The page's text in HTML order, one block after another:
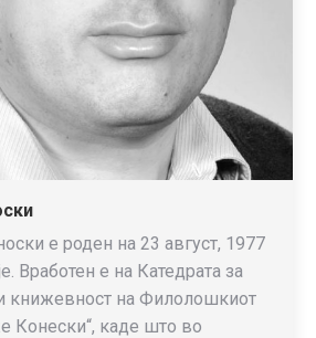
е роден на 23 август, 1977
Вработен е на Катедрата за
и книжевност на Филолошкиот
Конески“, каде што во